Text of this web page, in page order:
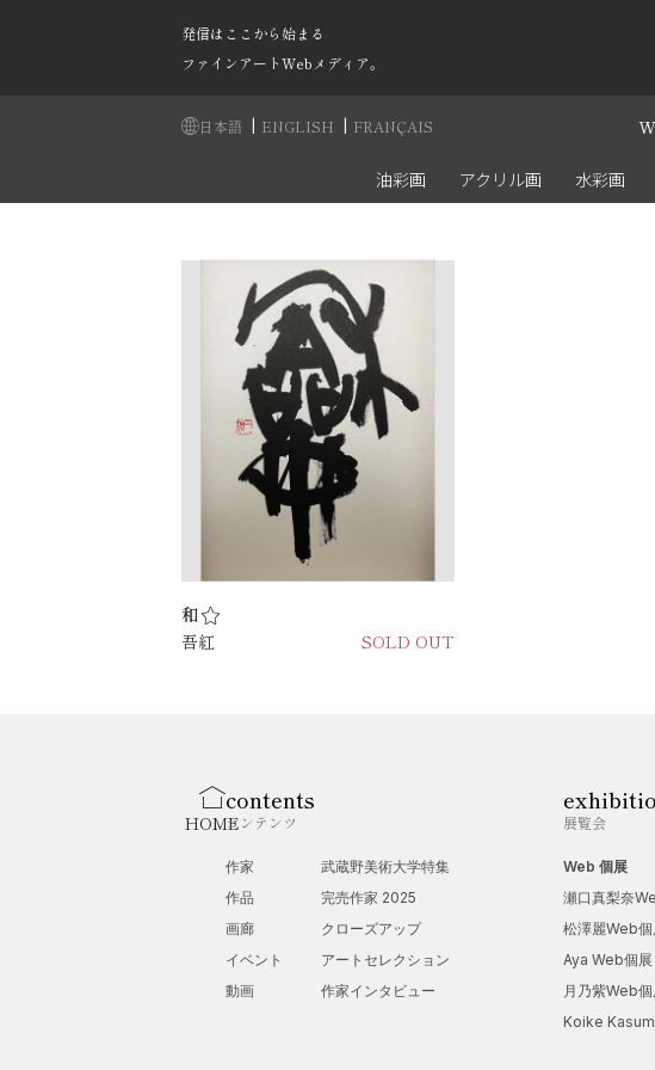
発信はここから始まる
ファインアートWebメディア。
日本語 | ENGLISH | FRANÇAIS
油彩画 アクリル画 水彩画
和
吾紅
SOLD OUT
HOME
contents
コンテンツ
作家
作品
画廊
イベント
動画
武蔵野美術大学特集
完売作家 2025
クローズアップ
アートセレクション
作家インタビュー
展覧会
Web 個展
瀬口真梨奈
松澤麗Web個
Aya Web個展
月乃紫Web個
Koike